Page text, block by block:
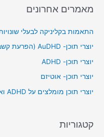
r
o
:
מאמרים אחרונים
התאמות בקליניקה לבעלי שונויות
יוצרי תוכן- AuDHD (הפרעת קשב ואוטיזם יחד)
יוצרי תוכן- ADHD
יוצרי תוכן- אוטיזם
יוצרי תוכן מומלצים על ADHD ואוטיזם
קטגוריות